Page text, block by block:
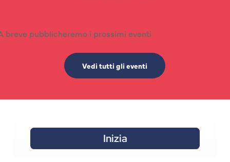
breve pubblicheremo i prossimi eventi
Vedi tutti gli eventi